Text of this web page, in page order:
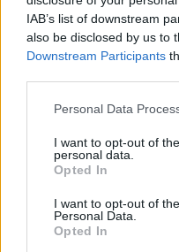
IAB’s list of downstream
also be disclosed by us to
Downstream Participants
Personal Data
I want to opt-out of
personal data.
Opted In
I want to opt-out of
Personal Data.
Opted In
KEDVES
regisztrációhoz kötött.
Az előfizetés a
Portfolio.hu teljes
kötéslistái